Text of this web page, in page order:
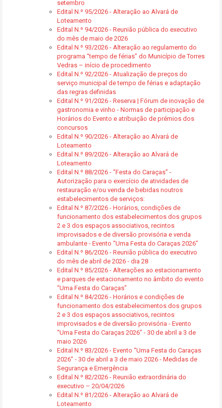
setembro
Edital N.º 95/2026 - Alteração ao Alvará de
Loteamento
Edital N.º 94/2026 - Reunião pública do executivo
do mês de maio de 2026
Edital N.º 93/2026 - Alteração ao regulamento do
programa “tempo de férias” do Município de Torres
Vedras – início de procedimento
Edital N.º 92/2026 - Atualização de preços do
serviço municipal de tempo de férias e adaptação
das regras definidas
Edital N.º 91/2026 - Reserva | Fórum de inovação de
gastronomia e vinho - Normas de participação e
Horários do Evento e atribuição de prémios dos
concursos
Edital N.º 90/2026 - Alteração ao Alvará de
Loteamento
Edital N.º 89/2026 - Alteração ao Alvará de
Loteamento
Edital N.º 88/2026 - “Festa do Caraças” -
Autorização para o exercício de atividades de
restauração e/ou venda de bebidas noutros
estabelecimentos de serviços:
Edital N.º 87/2026 - Horários, condições de
funcionamento dos estabelecimentos dos grupos
2 e 3 dos espaços associativos, recintos
improvisados e de diversão provisória e venda
ambulante - Evento “Uma Festa do Caraças 2026”
Edital N.º 86/2026 - Reunião pública do executivo
do mês de abril de 2026 - dia 28
Edital N.º 85/2026 - Alterações ao estacionamento
e parques de estacionamento no âmbito do evento
“Uma Festa do Caraças”
Edital N.º 84/2026 - Horários e condições de
funcionamento dos estabelecimentos dos grupos
2 e 3 dos espaços associativos, recintos
improvisados e de diversão provisória - Evento
“Uma Festa do Caraças 2026” - 30 de abril a 3 de
maio 2026
Edital N.º 83/2026 - Evento “Uma Festa do Caraças
2026” - 30 de abril a 3 de maio 2026 - Medidas de
Segurança e Emergência
Edital N.º 82/2026 - Reunião extraordinária do
executivo – 20/04/2026
Edital N.º 81/2026 - Alteração ao Alvará de
Loteamento